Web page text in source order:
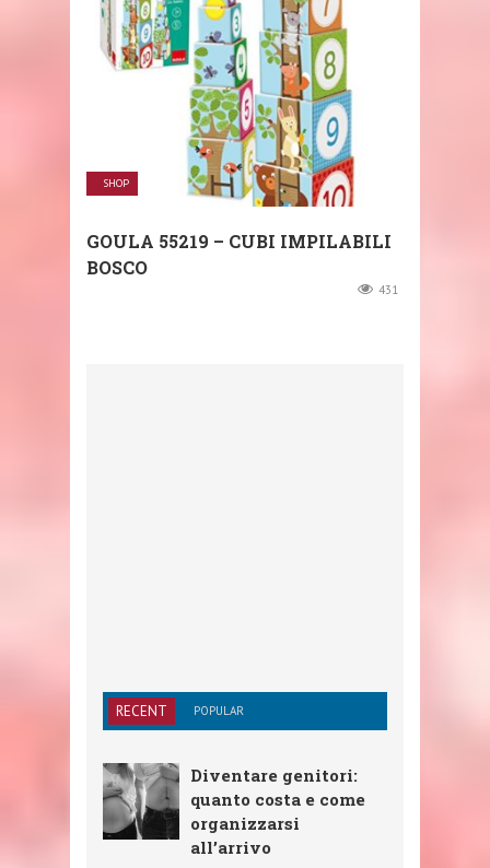
SHOP
GOULA 55219 – CUBI IMPILABILI
BOSCO
431
RECENT POPULAR
Diventare genitori:
quanto costa e come
organizzarsi
all’arrivo